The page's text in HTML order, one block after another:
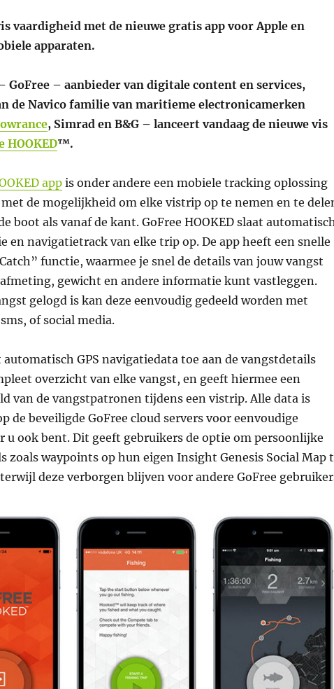
vaardigheid met de nieuwe gratis app voor Apple en
apparaten.
GoFree – aanbieder van digitale content en services,
de Navico familie van maritieme electronicamerken
, Simrad en B&G – lanceert vandaag de nieuwe vis
HOOKED™.
appis onder andere een mobiele tracking oplossing
de mogelijkheid om elke vistrip op te nemen en te
boot als vanaf de kant. GoFree HOOKED slaat
en navigatietrack van elke trip op. De app heeft een snelle
functie, waarmee je snel de details van jouw vangst
afmeting, gewicht en andere informatie kunt vastleggen.
gelogd is kan deze eenvoudig gedeeld worden met
of social media.
automatisch GPS navigatiedata toe aan de vangstdetails
overzicht van elke vangst, en geeft hiermee een
van de vangstpatronen tijdens een vistrip. Alle data is
de beveiligde GoFree cloud servers voor eenvoudige
u ook bent. Dit geeft gebruikers de optie om persoonlijke
zoals waypoints op hun eigen Insight Genesis Social Map
deze verborgen blijven voor andere GoFree